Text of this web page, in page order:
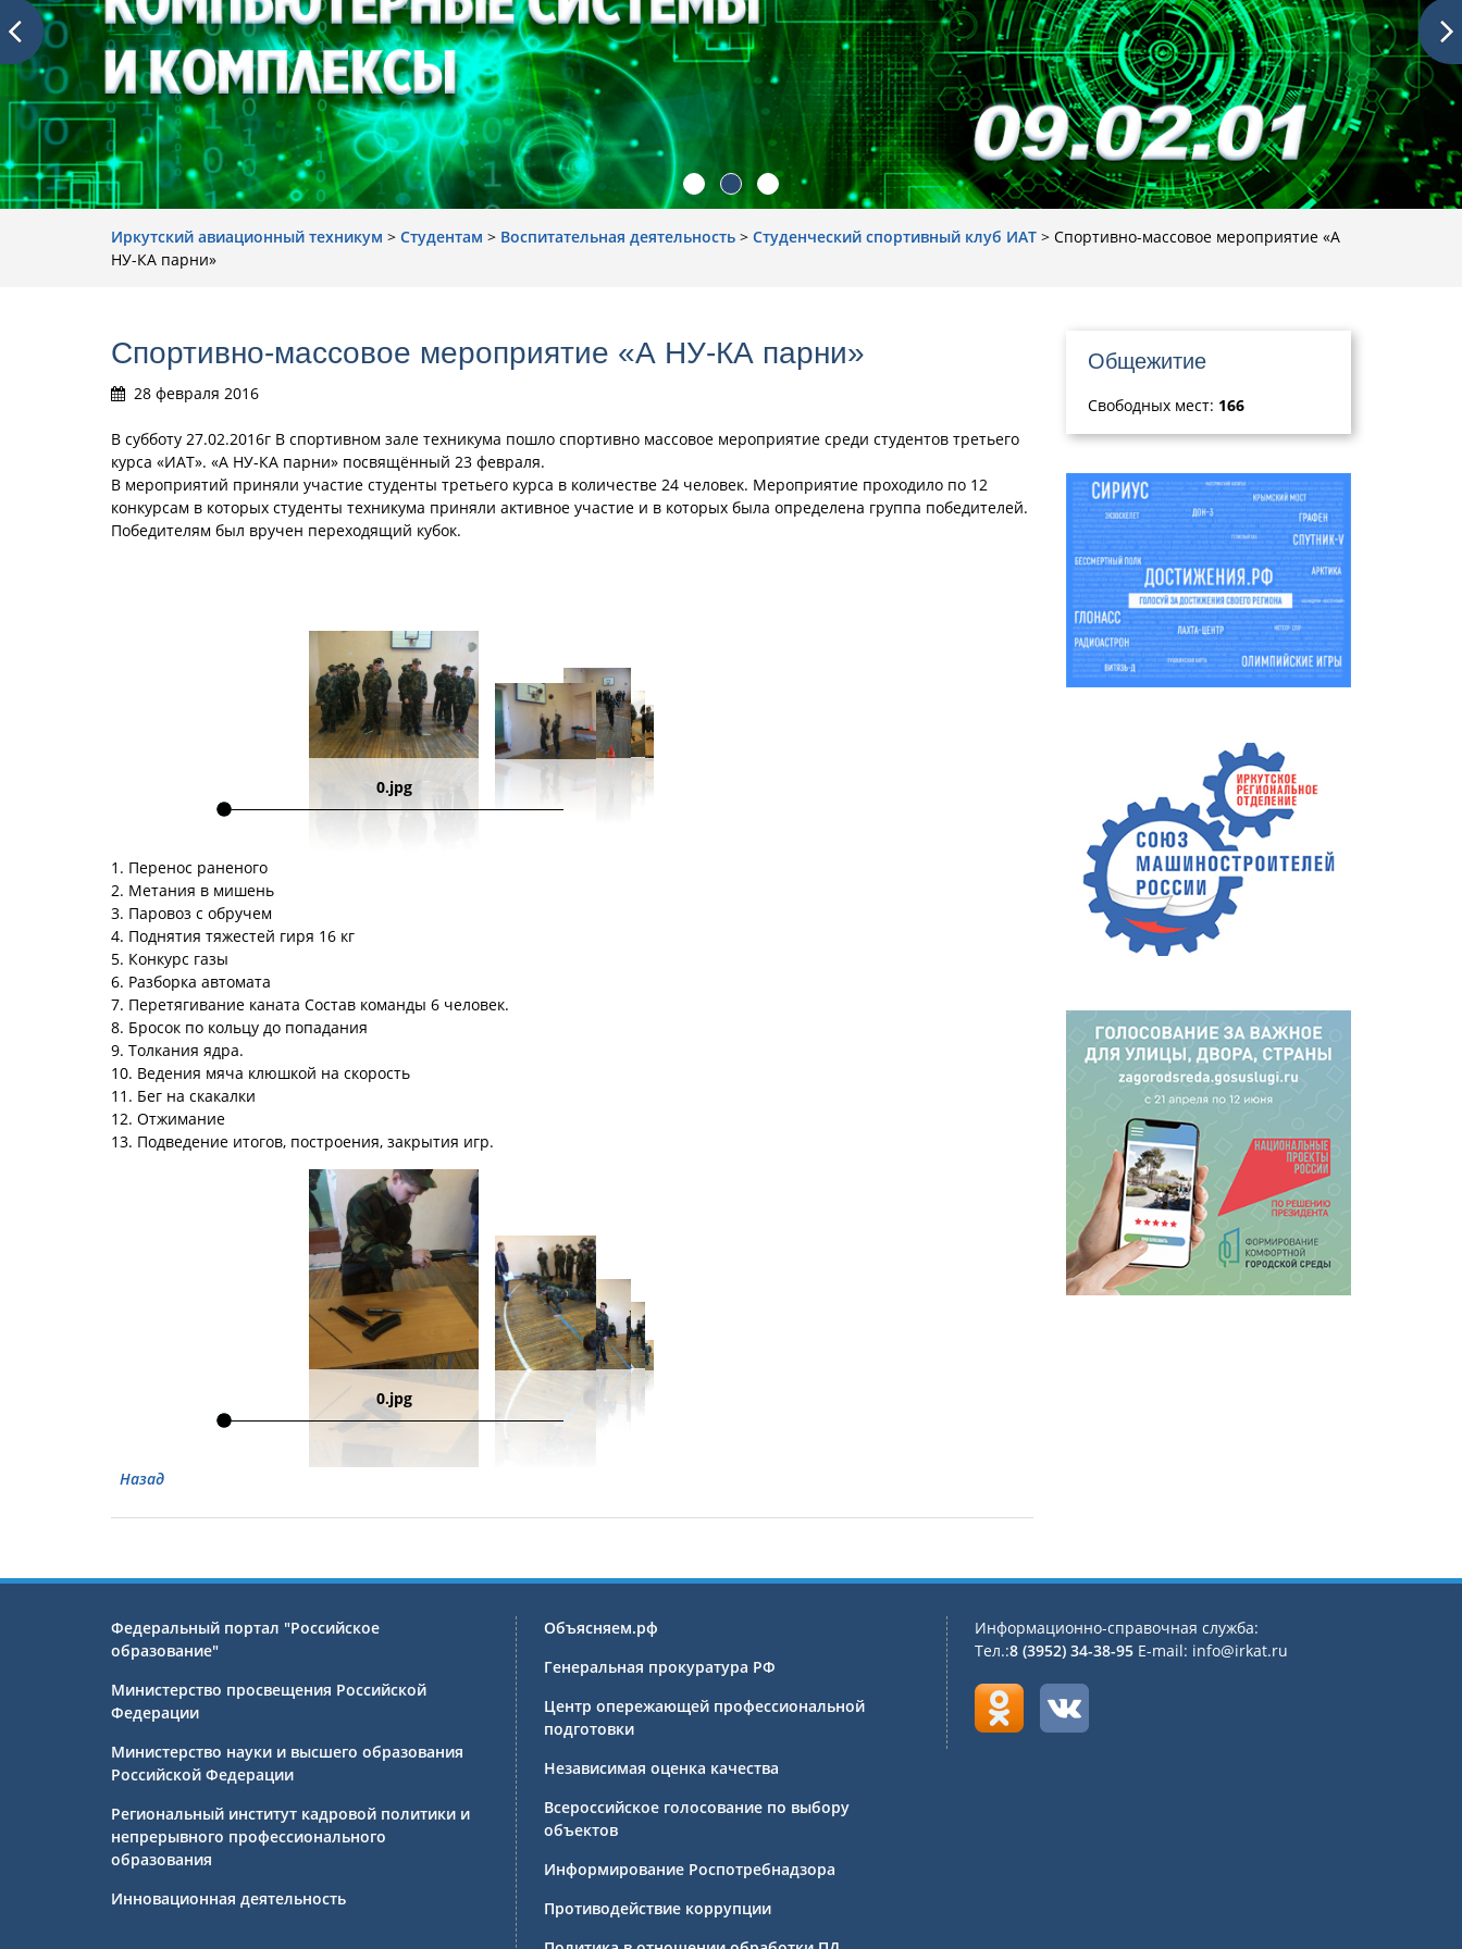
Иркутский авиационный техникум > Студентам > Воспитательная деятельность > Cтуденческий cпортивный клуб ИАТ > Cпортивно-массовое мероприятие «А
НУ-КА парни»
Cпортивно-массовое мероприятие «А НУ-КА парни»
28 февраля 2016
В субботу 27.02.2016г В спортивном зале техникума пошло спортивно массовое мероприятие среди студентов третьего
курса «ИАТ». «А НУ-КА парни» посвящённый 23 февраля.
В мероприятий приняли участие студенты третьего курса в количестве 24 человек. Мероприятие проходило по 12
конкурсам в которых студенты техникума приняли активное участие и в которых была определена группа победителей.
Победителям был вручен переходящий кубок.
0.jpg
1. Перенос раненого
2. Метания в мишень
3. Паровоз с обручем
4. Поднятия тяжестей гиря 16 кг
5. Конкурс газы
6. Разборка автомата
7. Перетягивание каната Состав команды 6 человек.
8. Бросок по кольцу до попадания
9. Толкания ядра.
10. Ведения мяча клюшкой на скорость
11. Бег на скакалки
12. Отжимание
13. Подведение итогов, построения, закрытия игр.
0.jpg
Назад
Общежитие
Свободных мест: 166
Федеральный портал "Российское
образование"
Министерство просвещения Российской
Федерации
Министерство науки и высшего образования
Российской Федерации
Региональный институт кадровой политики и
непрерывного профессионального
образования
Инновационная деятельность
Объясняем.рф
Генеральная прокуратура РФ
Центр опережающей профессиональной
подготовки
Независимая оценка качества
Всероссийское голосование по выбору
объектов
Информирование Роспотребнадзора
Противодействие коррупции
Информационно-справочная служба:
Тел.:8 (3952) 34-38-95 E-mail: info@irkat.ru